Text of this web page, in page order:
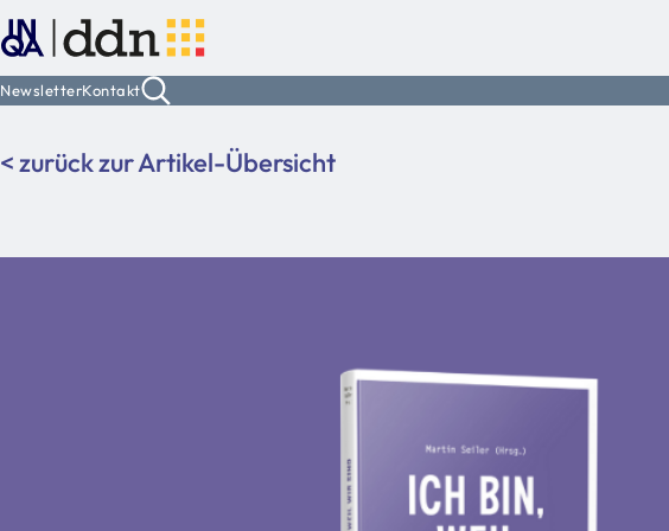
NewsletterKontakt
< zurück zur Artikel-Übersicht